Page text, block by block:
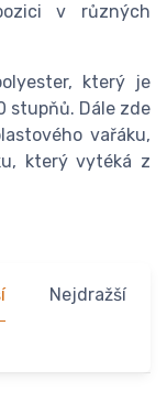
v různých
který je
stupňů. Dále zde
vařáku,
který vytéká z
Nejdražší